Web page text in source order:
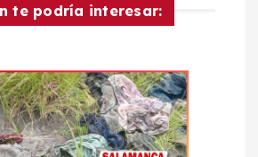
te podría interesar: